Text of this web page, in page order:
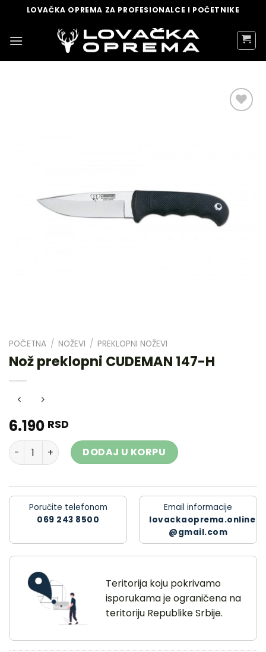
content
LOVAČKA OPREMA ZA PROFESIONALCE I POČETNIKE
POČETNA / NOŽEVI / PREKLOPNI NOŽEVI
Nož preklopni CUDEMAN 147-H
6.190 RSD
Nož preklopni CUDEMAN 147-H količina
DODAJ U KORPU
Poručite telefonom
069 243 8500
Email informacije
lovackaoprema.online
@gmail.com
Teritorija koju pokrivamo
isporukama je ograničena na
teritoriju Republike Srbije.